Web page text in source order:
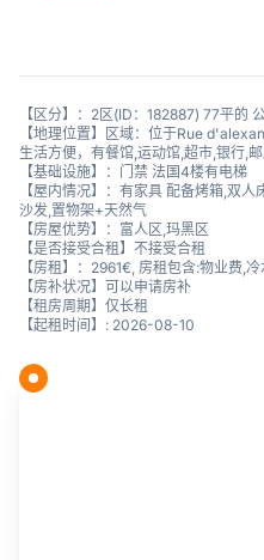
【区分】：2区(ID：182887) 77平
【地理位置】区域：位于Rue
生活方便，有餐馆,运动馆,超市,银行,
【基础设施】：门禁 法国4楼有电梯
【屋内情况】：有家具 配备烤箱,双
沙发,置物架+天然气
【房屋优势】：富人区,玛黑区
【是否接受合租】不接受合租
【房租】：2961€, 房租包含:物业费,冷
【房补状况】可以申请房补
【租房周期】仅长租
【起租时间】: 2026-08-10